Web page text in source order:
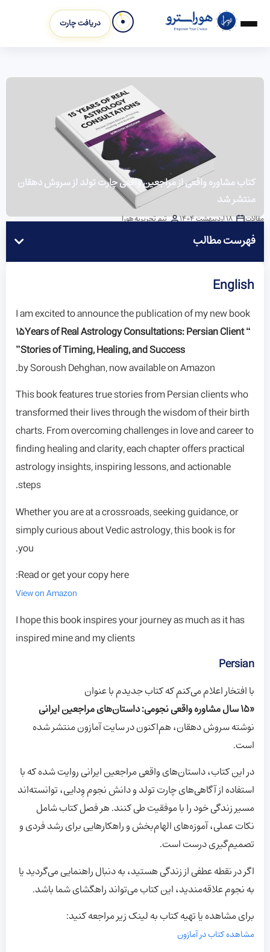
دریافت چارت
کتاب مشاوره واقعی از مراجعین واقعی چارت تولد از سروش دهقان
منتشر شد
مقالات 18 اردیبهشت 1404 تیم تحریریه هورا
فهرست مطالب
English
I am excited to announce the publication of my new book
“ 15Years of Real Astrology Consultations: Persian Client
Stories of Timing, Healing, and Success”
by Soroush Dehghan, now available on Amazon.
This book features true stories from Persian clients who
transformed their lives through the wisdom of their birth
charts. From overcoming challenges in love and career to
finding healing and clarity, each chapter offers practical
astrology insights, inspiring lessons, and actionable
steps.
Whether you are at a crossroads, seeking guidance, or
simply curious about Vedic astrology, this book is for
you.
Read or get your copy here:
View on Amazon
I hope this book inspires your journey as much as it has
inspired mine and my clients
Persian
با افتخار اعلام می‌کنم که کتاب جدیدم با عنوان
«۱۵ سال مشاوره واقعی نجومی: داستان‌های مراجعین ایرانی
نوشته سروش دهقان، هم‌اکنون در سایت آمازون منتشر شده
است.
در این کتاب، داستان‌های واقعی مراجعین ایرانی روایت شده که با
استفاده از آگاهی‌های چارت تولد و دانش نجوم وِدایی، توانسته‌اند
مسیر زندگی خود را با موفقیت طی کنند. هر فصل کتاب شامل
نکات عملی، آموزه‌های الهام‌بخش و راهکارهایی برای رشد فردی و
تصمیم‌گیری درست است.
اگر در نقطه عطفی از زندگی هستید، به دنبال راهنمایی می‌گردید یا
به نجوم علاقه‌مندید، این کتاب می‌تواند راهگشای شما باشد.
برای مشاهده یا تهیه کتاب به لینک زیر مراجعه کنید:
مشاهده کتاب در آمازون